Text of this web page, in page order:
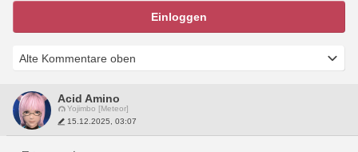
Einloggen
Acid Amino
Yojimbo [Meteor]
15.12.2025, 03:07